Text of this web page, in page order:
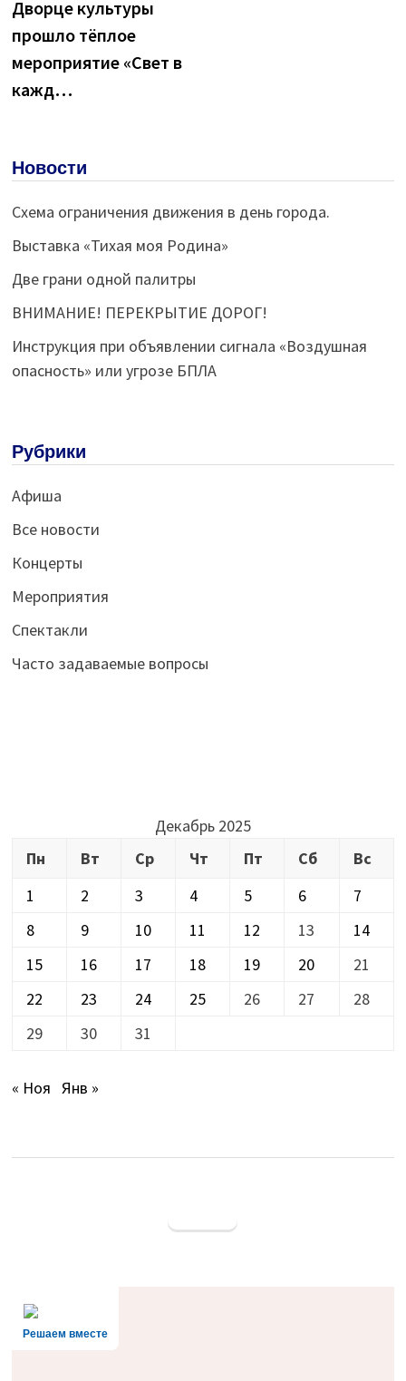
записям
Дворце культуры
прошло тёплое
мероприятие «Свет в
кажд…
Новости
Схема ограничения движения в день города.
Выставка «Тихая моя Родина»
Две грани одной палитры
ВНИМАНИЕ! ПЕРЕКРЫТИЕ ДОРОГ!
Инструкция при объявлении сигнала «Воздушная
опасность» или угрозе БПЛА
Рубрики
Афиша
Все новости
Концерты
Мероприятия
Спектакли
Часто задаваемые вопросы
Декабрь 2025
Пн
Вт Ср Чт Пт Сб
Вс
1
2 3 4 5 6
7
8
9 10 11 12 13
14
15
16 17 18 19 20
21
22
23 24 25 26 27
28
29
30 31
« Ноя Янв »
Решаем вместе